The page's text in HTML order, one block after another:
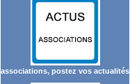
associations, postez vos actualités